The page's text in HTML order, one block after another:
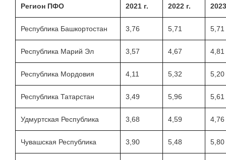
Регион ПФО 2021 г. 2022 г.
Республика Башкортостан 3,76 5,71 5,71
Республика Марий Эл 3,57 4,67 4,81
Республика Мордовия 4,11 5,32 5,20
Республика Татарстан 3,49 5,96 5,61
Удмуртская Республика 3,68 4,59 4,76
Чувашская Республика 3,90 5,48 5,80